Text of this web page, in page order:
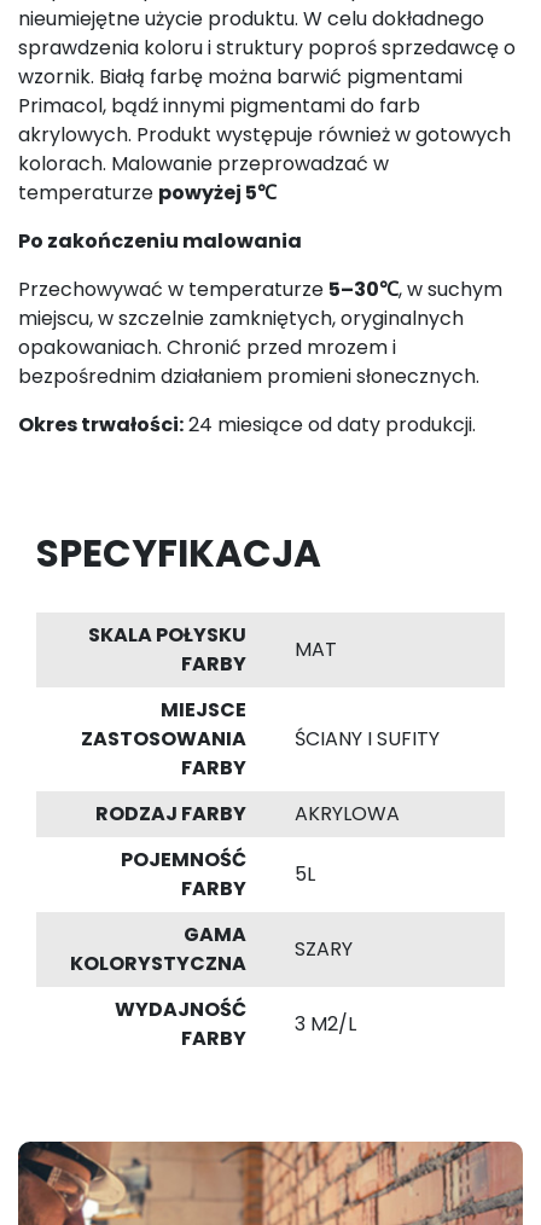
nieumiejętne użycie produktu. W celu dokładnego
sprawdzenia koloru i struktury poproś sprzedawcę o
wzornik. Białą farbę można barwić pigmentami
Primacol, bądź innymi pigmentami do farb
akrylowych. Produkt występuje również w gotowych
kolorach. Malowanie przeprowadzać w
temperaturze powyżej 5℃
Po zakończeniu malowania
Przechowywać w temperaturze 5–30℃, w suchym
miejscu, w szczelnie zamkniętych, oryginalnych
opakowaniach. Chronić przed mrozem i
bezpośrednim działaniem promieni słonecznych.
Okres trwałości:24 miesiące od daty produkcji.
SPECYFIKACJA
SKALA POŁYSKU
FARBY
MAT
MIEJSCE
ZASTOSOWANIA
FARBY
ŚCIANY I SUFITY
RODZAJ FARBY
AKRYLOWA
POJEMNOŚĆ
FARBY
5L
GAMA
KOLORYSTYCZNA
SZARY
WYDAJNOŚĆ
FARBY
3 M2/L